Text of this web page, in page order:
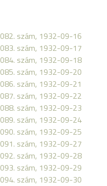
082. szám, 1932-09-16
083. szám, 1932-09-17
084. szám, 1932-09-18
085. szám, 1932-09-20
086. szám, 1932-09-21
087. szám, 1932-09-22
088. szám, 1932-09-23
089. szám, 1932-09-24
090. szám, 1932-09-25
091. szám, 1932-09-27
092. szám, 1932-09-28
093. szám, 1932-09-29
094. szám, 1932-09-30